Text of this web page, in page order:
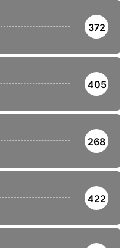
372
405
268
422